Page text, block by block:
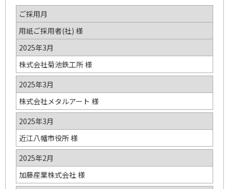
ご採用月
用紙ご採用者(社) 様
2025年3月
株式会社菊池鉄工所 様
2025年3月
株式会社メタルアート 様
2025年3月
近江八幡市役所 様
2025年2月
加藤産業株式会社 様